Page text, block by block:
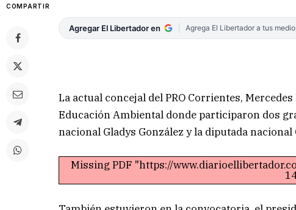
COMPARTIR
Agregar El Libertador en Agrega El Libertador a tus
La actual concejal del PRO Corrientes,
Educación Ambiental donde participaron dos
nacional Gladys González y la diputada nacional
Missing PDF "https://